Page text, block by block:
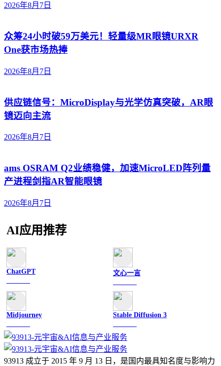
2026年8月7日
众筹24小时破59万美元！轻量级MR眼镜URXR
One获市场热捧
2026年8月7日
供应链信号：MicroDisplay与光学仿真突破，AR眼
镜迈向主流
2026年8月7日
ams OSRAM Q2业绩稳健，加速MicroLED阵列量
产进程剑指AR智能眼镜
2026年8月7日
AI应用推荐
ChatGPT 文心一言
Midjourney Stable Diffusion 3
93913 成立于 2015 年 9 月 13 日，是国内最具知名度与影响力